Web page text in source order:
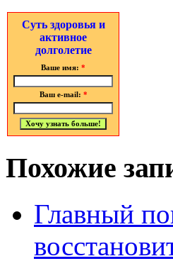
Суть здоровья и
активное
долголетие
Ваше имя: *
Ваш e-mail: *
Похожие
Главный